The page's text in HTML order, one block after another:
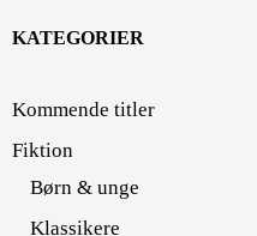
KATEGORIER
Kommende titler
Fiktion
Børn & unge
Klassikere